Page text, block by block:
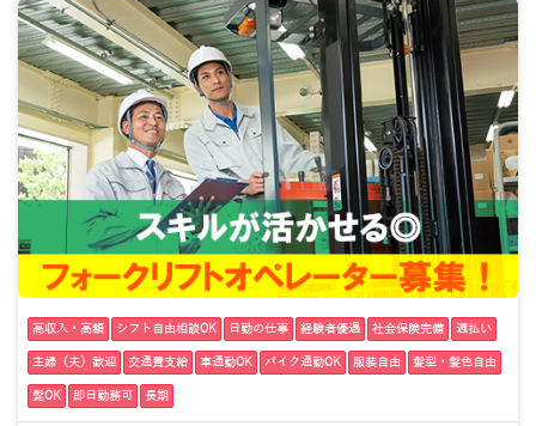
高収入・高額 シフト自由相談OK 日勤の仕事 経験者優遇 社会保険完備 週払い
主婦（夫）歓迎 交通費支給 車通勤OK バイク通勤OK 服装自由 髪型・髪色自由
髭OK 即日勤務可 長期